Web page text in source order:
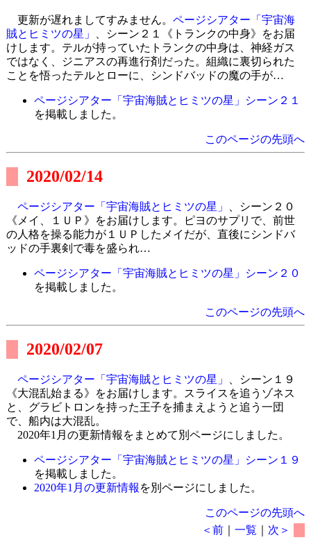
更新が遅れましてすみません。 ページシアター「宇宙海
賊とヒミツの星」
、シーン２１《トランクの中身》をお届
けします。テルが持っていたトランクの中身は、神経ガス
ではなく、ジニアスの再進行剤だった。組織に裏切られた
ことを悟ったテルとローに、シンドバッドの魔の手が…
ページシアター「宇宙海賊とヒミツの星」シーン２１
を掲載しました。
このページの先頭へ
2020/02/14
ページシアター「宇宙海賊とヒミツの星」
、シーン２０
《メイ、１ＵＰ》をお届けします。ピヨのサプリで、前世
の人格を操る能力が１ＵＰしたメイだが、直後にシンドバ
ッドの手裏剣で毒を盛られ…
ページシアター「宇宙海賊とヒミツの星」シーン２０
を掲載しました。
このページの先頭へ
2020/02/07
ページシアター「宇宙海賊とヒミツの星」
、シーン１９
《大混乱始まる》をお届けします。スライスを追うゾネス
と、グラビトロンを持った王子を捕まえようと追う一団
で、船内は大混乱。
2020年1月の更新情報をまとめて別ページにしました。
ページシアター「宇宙海賊とヒミツの星」シーン１９
を掲載しました。
2020年1月の更新情報 を別ページにしました。
このページの先頭へ
＜前 ｜一覧 次＞